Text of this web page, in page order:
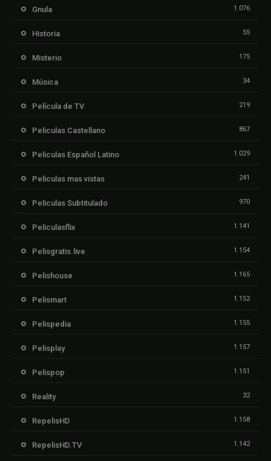
Gnula 1.076
Historia 55
Misterio 175
Música 34
Película de TV 219
Peliculas Castellano 867
Peliculas Español Latino 1.029
Peliculas mas vistas 241
Peliculas Subtitulado 970
Peliculasflix 1.141
Pelisgratis.live 1.154
Pelishouse 1.165
Pelismart 1.152
Pelispedia 1.155
Pelisplay 1.157
Pelispop 1.151
Reality 32
RepelisHD 1.158
RepelisHD.TV 1.142